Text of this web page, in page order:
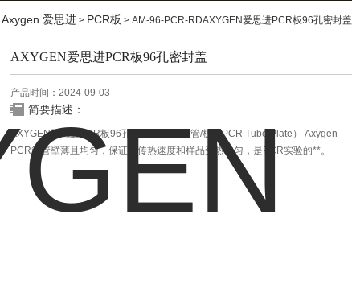
Axygen 爱思进 > PCR板 > AM-96-PCR-RDAXYGEN爱思进PCR板96孔密封盖
AXYGEN爱思进PCR板96孔密封盖
产品时间：2024-09-03
简要描述：
AXYGEN爱思进PCR板96孔密封盖，PCR管/板（PCR Tube/Plate） Axygen
PCR管管壁薄且均匀，保证了传热速度和样品受热均匀，是PCR实验的**。
Axygen PCR管管盖更长，在热循环过程中，可承受更大的压力及消除样品蒸发的
危险。